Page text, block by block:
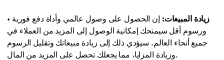
• زيادة المبيعات: إن الحصول على وصول عالمي وأداة دفع فورية
ورسوم أقل سيمنحك إمكانية الوصول إلى المزيد من العملاء في
جميع أنحاء العالم. سيؤدي ذلك إلى زيادة مبيعاتك وتقليل الرسوم
وزيادة المزايا، مما يجعلك تحصل على المزيد من المال.